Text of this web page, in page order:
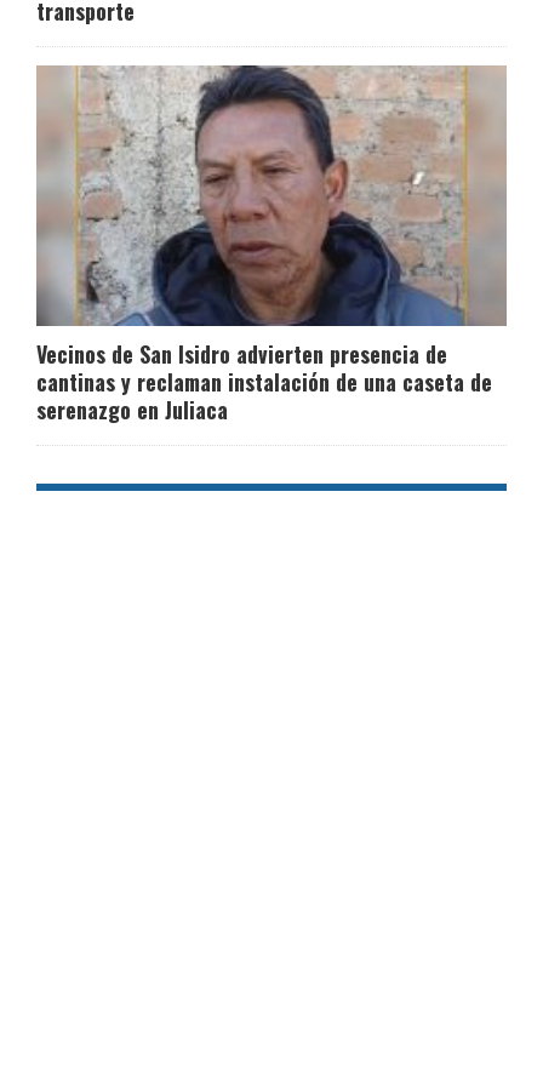
transporte
Vecinos de San Isidro advierten presencia de
cantinas y reclaman instalación de una caseta de
serenazgo en Juliaca